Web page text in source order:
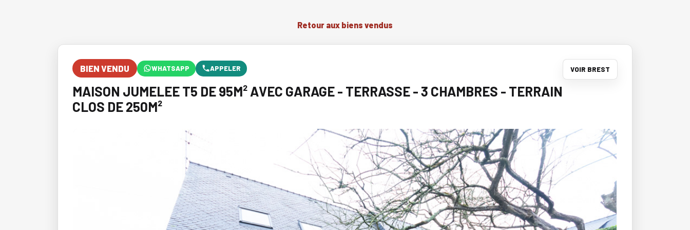
Retour aux biens vendus
BIEN VENDU WHATSAPP APPELER
MAISON JUMELEE T5 DE 95M² AVEC GARAGE - TERRASSE - 3 CHAMBRES - TERRAIN
CLOS DE 250M²
VOIR BREST